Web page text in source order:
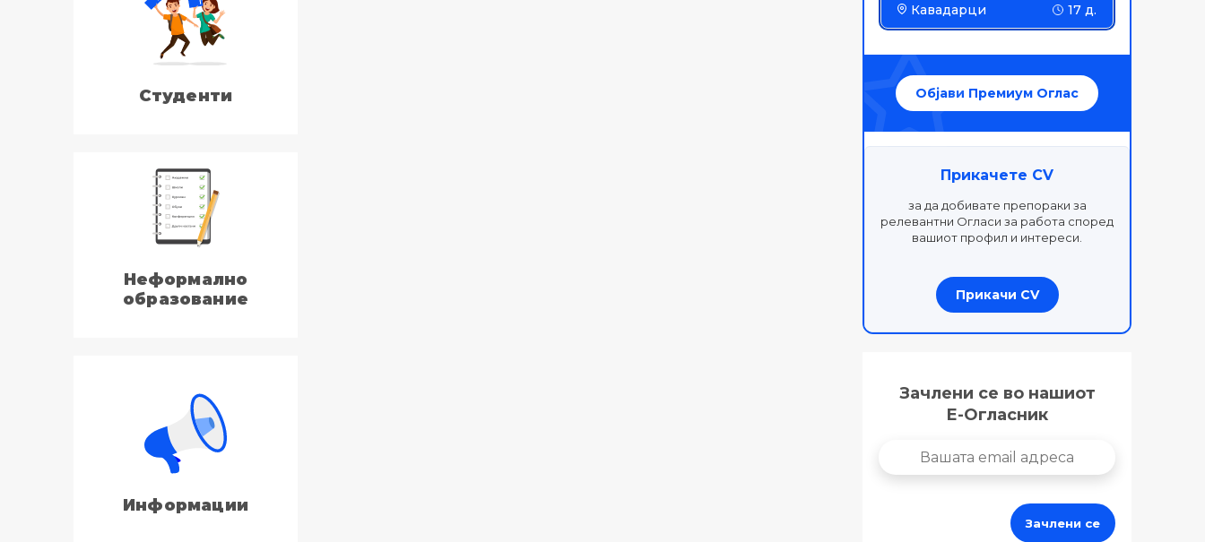
Студенти
Неформално
образование
Информации
Кавадарци
17 д.
Објави Премиум Оглас
Прикачете CV
за да добивате препораки за
релевантни Огласи за работа според
вашиот профил и интереси.
Прикачи CV
Зачлени се во нашиот
Е-Огласник